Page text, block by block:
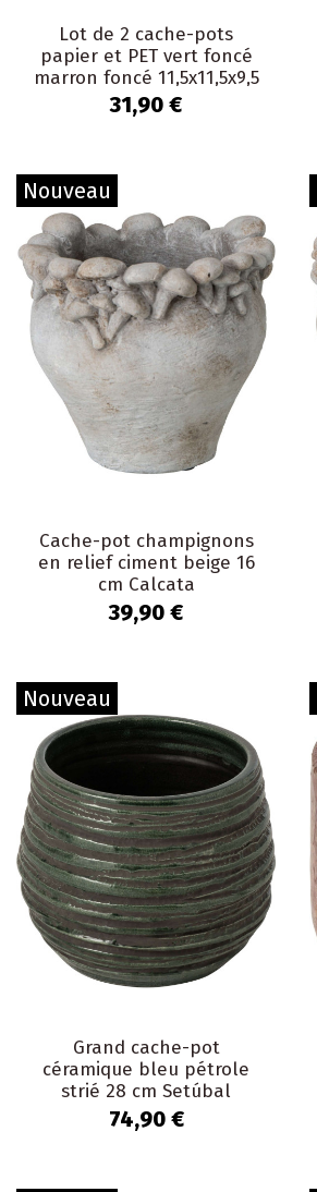
Lot de 2 cache-pots
papier et PET vert foncé
marron foncé 11,5x11,5x9,5
cm Bucaco
31,90 €
Nouveau
Cache-pot champignons
en relief ciment beige 16
cm Calcata
39,90 €
Nouveau
Grand cache-pot
céramique bleu pétrole
strié 28 cm Setúbal
74,90 €